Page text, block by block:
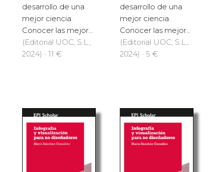
desarrollo de una
mejor ciencia.
Conocer las mejor...
(Editorial UOC, S.L.,
2024) · 11 €
desarrollo de una
mejor ciencia.
Conocer las mejor...
(Editorial UOC, S.L.,
2024) · 5 €